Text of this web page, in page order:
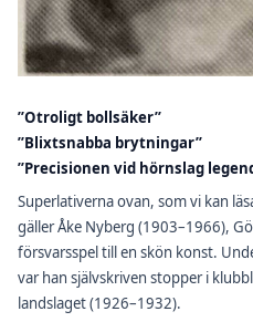
”Otroligt bollsäker”
”Blixtsnabba brytningar”
”Precisionen vid hörnslag
Superlativerna ovan, som vi kan
gäller Åke Nyberg (1903–1966),
försvarsspel till en skön konst.
var han självskriven stopper i
landslaget (1926–1932).